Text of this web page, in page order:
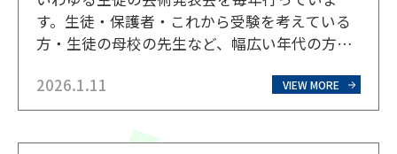
す。生徒・保護者・これから受験を考えている
方・生徒の母校の先生など、幅広い年代の方々
芸術高等学校の中でも人気のイベントです。北
海道芸術高等学校の芸術発表会は、通信制高校
2026.1.11 VIEW MORE